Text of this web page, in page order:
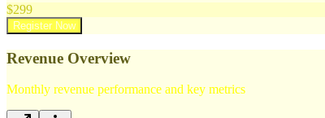
$299
Register Now
Revenue Overview
Monthly revenue performance and key metrics